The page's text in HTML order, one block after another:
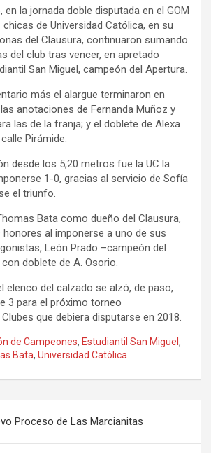
en la jornada doble disputada en el GOM
chicas de Universidad Católica, en su
del Clausura, continuaron sumando
del club tras vencer, en apretado
San Miguel, campeón del Apertura.
más el alargue terminaron en
anotaciones de Fernanda Muñoz y
las de la franja; y el doblete de Alexa
Pirámide.
desde los 5,20 metros fue la UC la
1-0, gracias al servicio de Sofía
el triunfo.
Bata como dueño del Clausura,
al imponerse a uno de sus
León Prado –campeón del
doblete de A. Osorio.
elenco del calzado se alzó, de paso,
3 para el próximo torneo
que debiera disputarse en 2018.
de Campeones, Estudiantil San Miguel ,
Bata, Universidad Católica
Proceso de Las Marcianitas